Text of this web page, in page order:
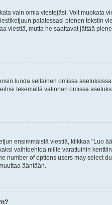
vain omia viestejäsi. Voit
palatessasi pienen tekstin
viestiä, mutta he saattavat jättää
luoda sellainen omissa
tekemällä valinnan omissa
ensimmäistä viestiä, klikkaa "Luo
vaihtoehtoa niille varattuihin
number of options users may select
ääntään.